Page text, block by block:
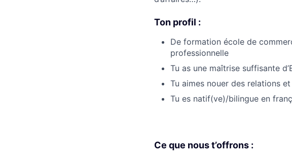
Ton profil :
De formation école de
professionnelle
Tu as une maîtrise suffisante
Tu aimes nouer des relations
Tu es natif(ve)/bilingue en
Ce que nous t’offrons :